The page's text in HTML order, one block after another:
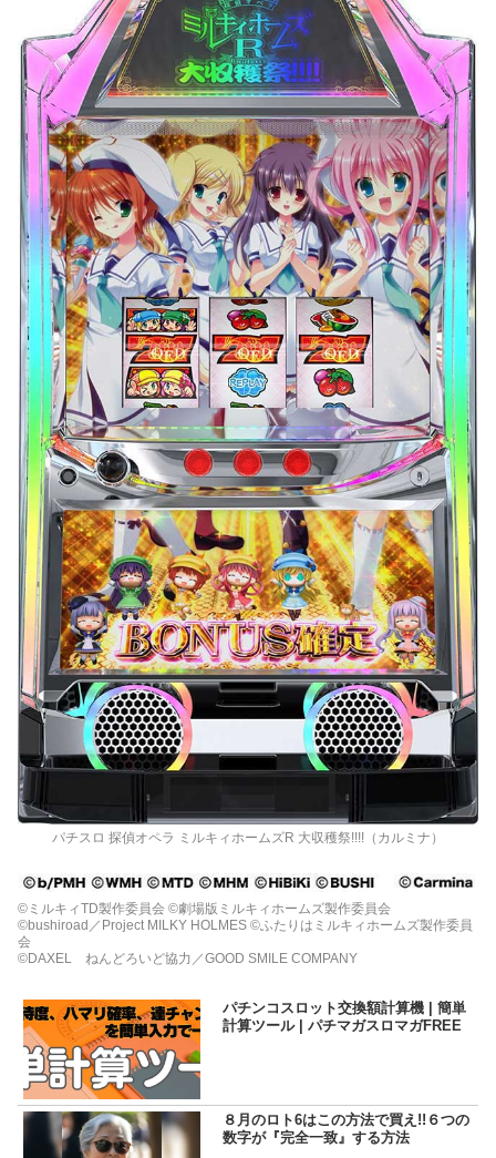
パチスロ 探偵オペラ ミルキィホームズR 大収穫祭!!!!（カルミナ）
©ミルキィTD製作委員会 ©劇場版ミルキィホームズ製作委員会
©bushiroad／Project MILKY HOLMES ©ふたりはミルキィホームズ製作委員
会
©DAXEL ねんどろいど協力／GOOD SMILE COMPANY
パチンコスロット交換額計算機 | 簡単
計算ツール | パチマガスロマガFREE
８月のロト6はこの方法で買え!!６つの
数字が『完全一致』する方法